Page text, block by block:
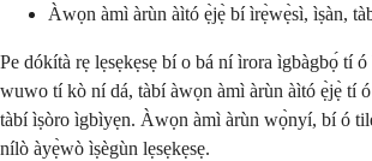
Àwọn àmì àrùn àìtó ẹ̀jẹ̀ bí ìrẹ̀wẹ̀sì, ìṣàn,
Pe dókítà rẹ lẹsẹkẹsẹ bí o bá ní ìrora ìgbàgbọ́ tí
wuwo tí kò ní dá, tàbí àwọn àmì àrùn àìtó ẹ̀jẹ̀ tí
tàbí ìṣòro ìgbìyẹn. Àwọn àmì àrùn wọ̀nyí, bí ó
nílò àyẹ̀wò ìṣègùn lẹsẹkẹsẹ.